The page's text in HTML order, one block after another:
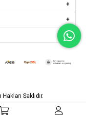
Saklıdır.